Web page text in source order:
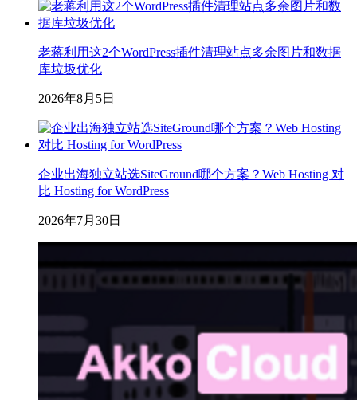
老蒋利用这2个WordPress插件清理站点多余图片和数据
库垃圾优化
2026年8月5日
企业出海独立站选SiteGround哪个方案？Web Hosting 对
比 Hosting for WordPress
2026年7月30日